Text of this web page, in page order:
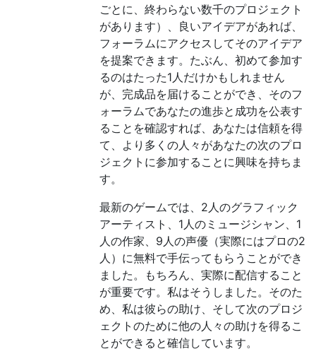
ごとに、終わらない数千のプロジェクト
があります）、良いアイデアがあれば、
フォーラムにアクセスしてそのアイデア
を提案できます。たぶん、初めて参加す
るのはたった1人だけかもしれません
が、完成品を届けることができ、そのフ
ォーラムであなたの進歩と成功を公表す
ることを確認すれば、あなたは信頼を得
て、より多くの人々があなたの次のプロ
ジェクトに参加することに興味を持ちま
す。
最新のゲームでは、2人のグラフィック
アーティスト、1人のミュージシャン、1
人の作家、9人の声優（実際にはプロの2
人）に無料で手伝ってもらうことができ
ました。もちろん、実際に配信すること
が重要です。私はそうしました。そのた
め、私は彼らの助け、そして次のプロジ
ェクトのために他の人々の助けを得るこ
とができると確信しています。